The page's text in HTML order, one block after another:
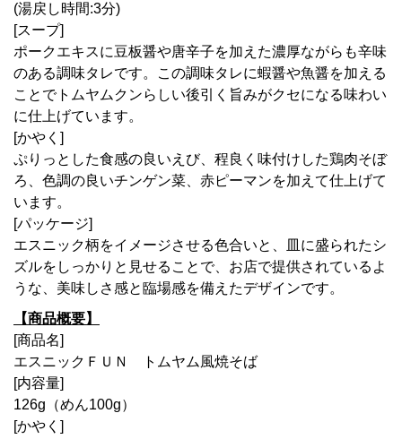
(湯戻し時間:3分)
[スープ]
ポークエキスに豆板醤や唐辛子を加えた濃厚ながらも辛味
のある調味タレです。この調味タレに蝦醤や魚醤を加える
ことでトムヤムクンらしい後引く旨みがクセになる味わい
に仕上げています。
[かやく]
ぷりっとした食感の良いえび、程良く味付けした鶏肉そぼ
ろ、色調の良いチンゲン菜、赤ピーマンを加えて仕上げて
います。
[パッケージ]
エスニック柄をイメージさせる色合いと、皿に盛られたシ
ズルをしっかりと見せることで、お店で提供されているよ
うな、美味しさ感と臨場感を備えたデザインです。
【商品概要】
[商品名]
エスニックＦＵＮ トムヤム風焼そば
[内容量]
126g（めん100g）
[かやく]